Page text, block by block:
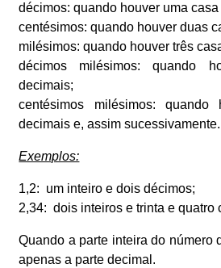
décimos: quando houver uma
centésimos: quando houver duas
milésimos: quando houver três
décimos milésimos: quando
decimais;
centésimos milésimos: quando
decimais e, assim sucessivamente.
Exemplos:
1,2: um inteiro e dois décimos;
2,34: dois inteiros e trinta e quatro
Quando a parte inteira do número
apenas a parte decimal.